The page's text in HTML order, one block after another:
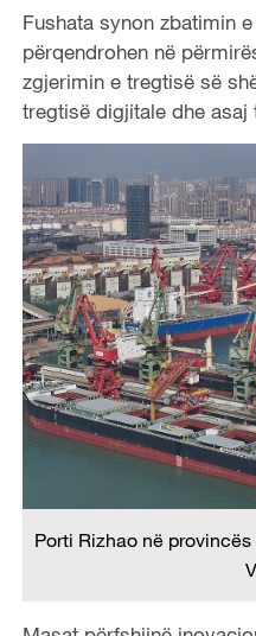
Fushata synon zbatimin
përqendrohen në
zgjerimin e tregtisë së
tregtisë digjitale dhe asaj
Porti Rizhao në